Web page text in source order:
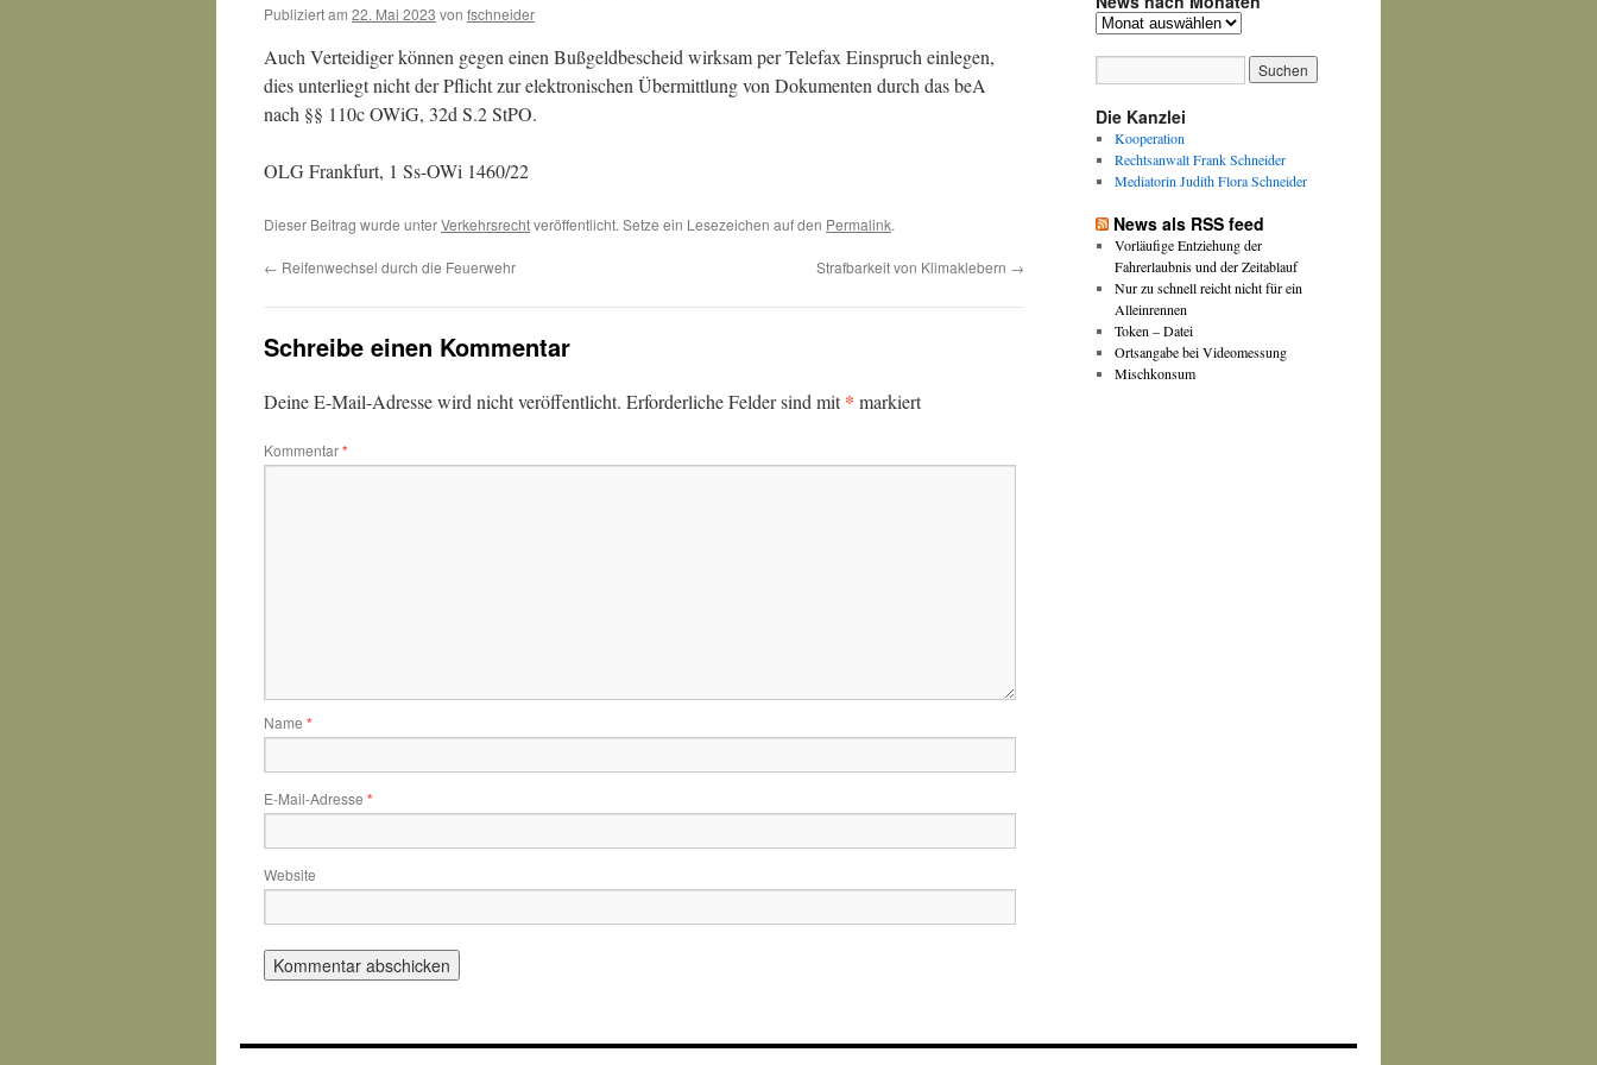
Publiziert am 22. Mai 2023 von fschneider
Auch Verteidiger können gegen einen Bußgeldbescheid wirksam per Telefax Einspruch einlegen,
dies unterliegt nicht der Pflicht zur elektronischen Übermittlung von Dokumenten durch das beA
nach §§ 110c OWiG, 32d S.2 StPO.
OLG Frankfurt, 1 Ss-OWi 1460/22
Dieser Beitrag wurde unterVerkehrsrechtveröffentlicht. Setze ein Lesezeichen auf den Permalink.
← Reifenwechsel durch die Feuerwehr Strafbarkeit von Klimaklebern →
Schreibe einen Kommentar
Deine E-Mail-Adresse wird nicht veröffentlicht. Erforderliche Felder sind mit* markiert
Kommentar*
Name *
E-Mail-Adresse *
Website
News
Die Kanzlei
Kooperation
Rechtsanwalt Frank Schneider
Mediatorin Judith Flora Schneider
News als RSS feed
Vorläufige Entziehung der
Fahrerlaubnis und der Zeitablauf
Nur zu schnell reicht nicht für ein
Alleinrennen
Token – Datei
Ortsangabe bei Videomessung
Mischkonsum